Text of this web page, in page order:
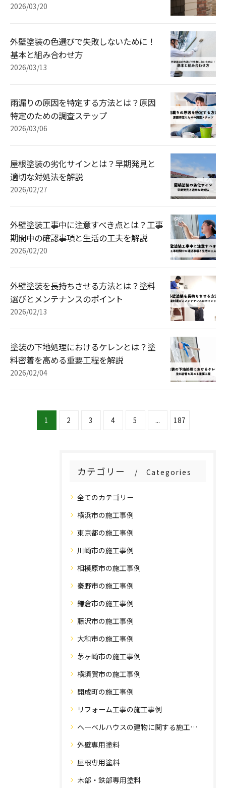
2026/03/20
外壁塗装の色選びで失敗しないために！
基本と組み合わせ方
2026/03/13
雨漏りの原因を特定する方法とは？原因
特定のための調査ステップ
2026/03/06
屋根塗装の劣化サインとは？早期発見と
適切な対処法を解説
2026/02/27
外壁塗装工事中に注意すべき点とは？工事
期間中の確認事項と生活の工夫を解説
2026/02/20
外壁塗装を長持ちさせる方法とは？塗料
選びとメンテナンスのポイント
2026/02/13
塗装の下地処理におけるケレンとは？塗
料密着を高める重要工程を解説
2026/02/04
1 2 3 4 5 ... 187
カテゴリー Categories
全てのカテゴリー
横浜市の施工事例
東京都の施工事例
川崎市の施工事例
相模原市の施工事例
秦野市の施工事例
鎌倉市の施工事例
藤沢市の施工事例
大和市の施工事例
茅ヶ崎市の施工事例
横須賀市の施工事例
開成町の施工事例
リフォーム工事の施工事例
ヘーベルハウスの建物に関する施工事例
外壁専用塗料
屋根専用塗料
木部・鉄部専用塗料